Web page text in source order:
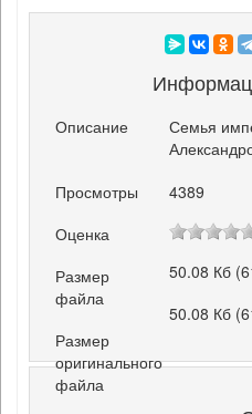
Описание
Семья
Просмотры
4389
Оценка
Размер
файла
50.08 Кб
Размер
оригинального
файла
50.08 Кб